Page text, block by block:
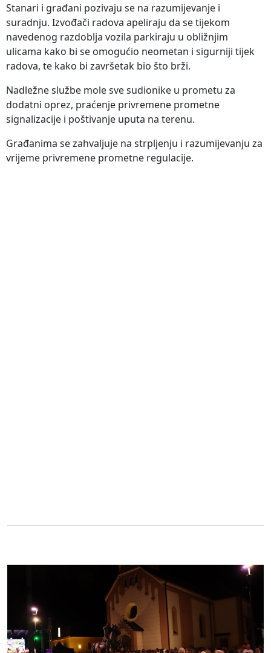
Stanari i građani pozivaju se na razumijevanje i
suradnju. Izvođači radova apeliraju da se tijekom
navedenog razdoblja vozila parkiraju u obližnjim
ulicama kako bi se omogućio neometan i sigurniji tijek
radova, te kako bi završetak bio što brži.
Nadležne službe mole sve sudionike u prometu za
dodatni oprez, praćenje privremene prometne
signalizacije i poštivanje uputa na terenu.
Građanima se zahvaljuje na strpljenju i razumijevanju za
vrijeme privremene prometne regulacije.